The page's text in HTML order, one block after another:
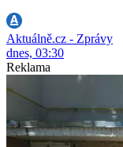
Aktuálně.cz - Zprávy
dnes, 03:30
Reklama